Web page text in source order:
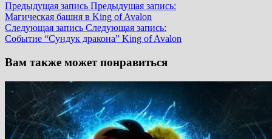
Предыдущая запись Предыдущая запись:
Магическая башня в King of Avalon
Следующая запись Следующая запись:
Событие “Сундук дракона” King of Avalon
Вам также может понравиться